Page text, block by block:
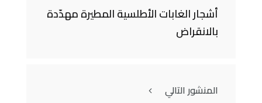
أشجار الغابات الأطلسية المطيرة مهدّدة
بالانقراض
المنشور التالي